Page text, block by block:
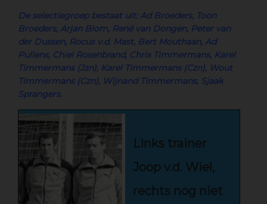
De selectiegroep bestaat uit: Ad Broeders, Toon
Broeders, Arjan Blom, René van Dongen, Peter van
der Dussen, Rocus v.d. Mast, Bert Mouthaan, Ad
Pullens, Chiel Rosenbrand, Chris Timmermans, Karel
Timmermans (Jzn), Karel Timmermans (Czn), Wout
Timmermans (Czn), Wijnand Timmermans, Sjaak
Sprangers.
Links trainer
Joop v.d. Wiel,
rechts nog niet